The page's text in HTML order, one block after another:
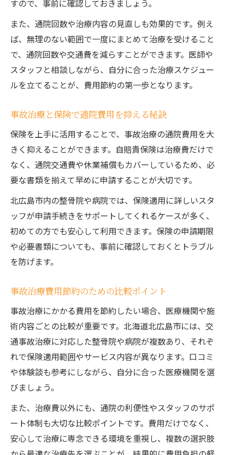
すので、事前に確認しておきましょう。
また、通院回数や治療内容の見直しも効果的です。例え
ば、無理のない範囲で一度にまとめて治療を受けること
で、通院回数や交通費を減らすことができます。医師や
スタッフと相談しながら、自分に合った治療スケジュー
ルを立てることが、費用節約の第一歩となります。
事故治療と保険で通院費用を抑える秘訣
保険を上手に活用することで、事故治療の通院費用を大
きく抑えることができます。自賠責保険は治療費だけで
なく、通院交通費や休業補償もカバーしているため、必
要な書類を揃えて早めに申請することが大切です。
北広島市内の整骨院や病院では、保険適用に詳しいスタ
ッフが申請手続きをサポートしてくれるケースが多く、
初めての方でも安心して利用できます。保険の申請期限
や必要書類についても、事前に確認しておくとトラブル
を防げます。
事故治療費用節約のための比較ポイント
事故治療にかかる費用を節約したい場合、医療機関や施
術内容ごとの比較が重要です。北海道北広島市には、交
通事故治療に対応した整骨院や病院が複数あり、それぞ
れで保険適用範囲やサービス内容が異なります。口コミ
や体験談も参考にしながら、自分に合った医療機関を選
びましょう。
また、治療費以外にも、通院の利便性やスタッフのサポ
ート体制も大切な比較ポイントです。費用だけでなく、
安心して治療に専念できる環境を重視し、複数の選択肢